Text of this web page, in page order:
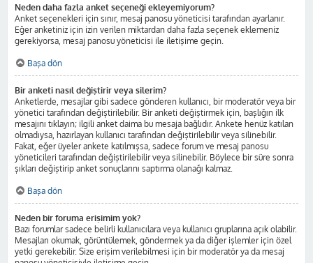
Neden daha fazla anket seçeneği ekleyemiyorum?
Anket seçenekleri için sınır, mesaj panosu yöneticisi tarafından ayarlanır.
Eğer anketiniz için izin verilen miktardan daha fazla seçenek eklemeniz
gerekiyorsa, mesaj panosu yöneticisi ile iletişime geçin.
Başa dön
Bir anketi nasıl değiştirir veya silerim?
Anketlerde, mesajlar gibi sadece gönderen kullanıcı, bir moderatör veya bir
yönetici tarafından değiştirilebilir. Bir anketi değiştirmek için, başlığın ilk
mesajını tıklayın; ilgili anket daima bu mesaja bağlıdır. Ankete henüz katılan
olmadıysa, hazırlayan kullanıcı tarafından değiştirilebilir veya silinebilir.
Fakat, eğer üyeler ankete katılmışsa, sadece forum ve mesaj panosu
yöneticileri tarafından değiştirilebilir veya silinebilir. Böylece bir süre sonra
şıkları değiştirip anket sonuçlarını saptırma olanağı kalmaz.
Başa dön
Neden bir foruma erişimim yok?
Bazı forumlar sadece belirli kullanıcılara veya kullanıcı gruplarına açık olabilir.
Mesajları okumak, görüntülemek, göndermek ya da diğer işlemler için özel
yetki gerekebilir. Size erişim verilebilmesi için bir moderatör ya da mesaj